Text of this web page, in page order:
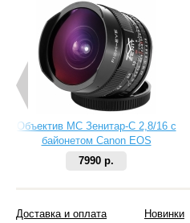
Объектив МС Зенитар-C 2,8/16 с
байонетом Canon EOS
7990 р.
Доставка и оплата
Новинки